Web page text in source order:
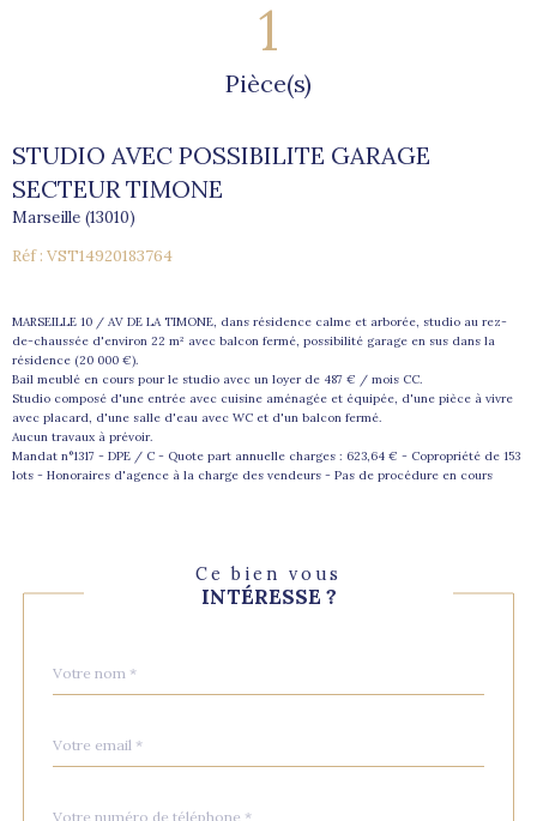
1
Pièce(s)
STUDIO AVEC POSSIBILITE GARAGE
SECTEUR TIMONE
Marseille (13010)
Réf : VST14920183764
MARSEILLE 10 / AV DE LA TIMONE, dans résidence calme et arborée, studio au rez-
de-chaussée d'environ 22 m² avec balcon fermé, possibilité garage en sus dans la
résidence (20 000 €).
Bail meublé en cours pour le studio avec un loyer de 487 € / mois CC.
Studio composé d'une entrée avec cuisine aménagée et équipée, d'une pièce à vivre
avec placard, d'une salle d'eau avec WC et d'un balcon fermé.
Aucun travaux à prévoir.
Mandat n°1317 - DPE / C - Quote part annuelle charges : 623,64 € - Copropriété de 153
lots - Honoraires d'agence à la charge des vendeurs - Pas de procédure en cours
Ce bien vous
INTÉRESSE ?
par
*
*